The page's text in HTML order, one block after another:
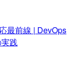
最前線 | DevOps
践